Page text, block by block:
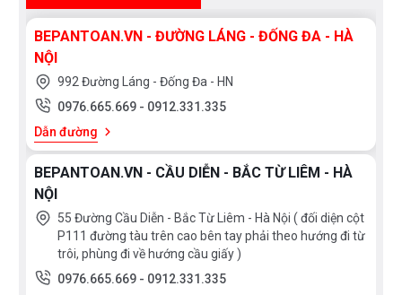
Tùy chọn đa dạng với 8 chương trình rửa
cơ bản theo từng nhu cầu sử dụng
Với 8 chương trình rửa cơ bản máy rửa chén bát
Bosch SMI8YCS03E đáp ứng đa dạng nhu cầu tẩy
rửa của người:
Rửa tiết kiệm 50°C (Eco)
Rửa tự động 45 - 65°C (Auto 45 - 65°C)
BEPANTOAN.VN - ĐƯỜNG LÁNG - ĐỐNG ĐA - HÀ
NỘI
992 Đường Láng - Đống Đa - HN
0976.665.669 - 0912.331.335
Dẫn đường
BEPANTOAN.VN - CẦU DIỄN - BẮC TỪ LIÊM - HÀ
NỘI
55 Đường Cầu Diễn - Bắc Từ Liêm - Hà Nội ( đối diện cột
P111 đường tàu trên cao bên tay phải theo hướng đi từ
trôi, phùng đi về hướng cầu giấy )
0976.665.669 - 0912.331.335